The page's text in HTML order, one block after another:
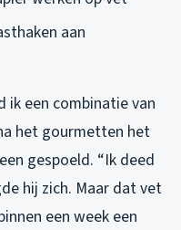
aan
ik een combinatie van
het gourmetten het
gespoeld. “Ik deed
hij zich. Maar dat vet
een week een